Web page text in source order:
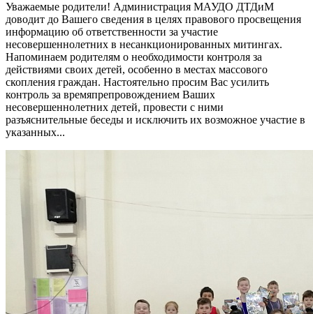
Уважаемые родители! Администрация МАУДО ДТДиМ
доводит до Вашего сведения в целях правового просвещения
информацию об ответственности за участие
несовершеннолетних в несанкционированных митингах.
Напоминаем родителям о необходимости контроля за
действиями своих детей, особенно в местах массового
скопления граждан. Настоятельно просим Вас усилить
контроль за времяпрепровождением Ваших
несовершеннолетних детей, провести с ними
разъяснительные беседы и исключить их возможное участие в
указанных...